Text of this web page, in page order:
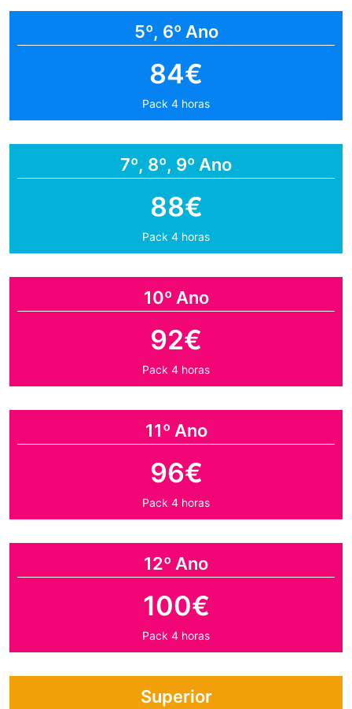
5º, 6º Ano
84€
Pack 4 horas
7º, 8º, 9º Ano
88€
Pack 4 horas
10º Ano
92€
Pack 4 horas
11º Ano
96€
Pack 4 horas
12º Ano
100€
Pack 4 horas
Superior